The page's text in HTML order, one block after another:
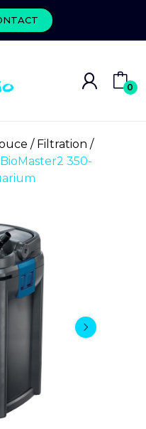
0
Filtration
350-